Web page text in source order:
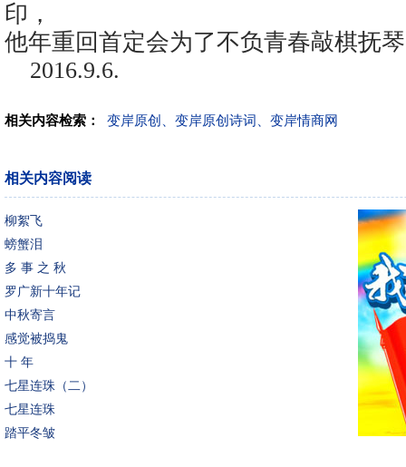
印，
他年重回首定会为了不负青春敲棋抚
2016.9.6.
相关内容检索： 变岸原创、变岸原创诗词、变岸情商网
相关内容阅读
柳絮飞
螃蟹泪
多 事 之 秋
罗广新十年记
中秋寄言
感觉被捣鬼
十 年
七星连珠（二）
七星连珠
踏平冬皱